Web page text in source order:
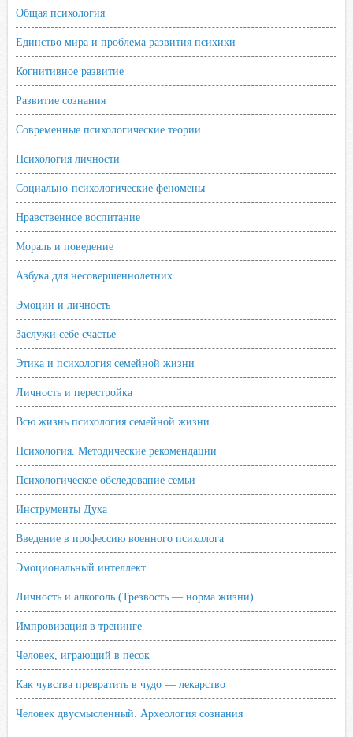
Общая психология
Единство мира и проблема развития психики
Когнитивное развитие
Развитие сознания
Современные психологические теории
Психология личности
Социально-психологические феномены
Нравственное воспитание
Мораль и поведение
Азбука для несовершеннолетних
Эмоции и личность
Заслужи себе счастье
Этика и психология семейной жизни
Личность и перестройка
Всю жизнь психология семейной жизни
Психология. Методические рекомендации
Психологическое обследование семьи
Инструменты Духа
Введение в профессию военного психолога
Эмоциональный интеллект
Личность и алкоголь (Трезвость — норма жизни)
Импровизация в тренинге
Человек, играющий в песок
Как чувства превратить в чудо — лекарство
Человек двусмысленный. Археология сознания